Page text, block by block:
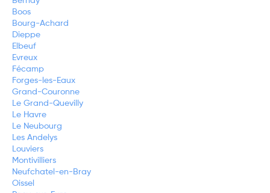
Boos
Bourg-Achard
Dieppe
Elbeuf
Evreux
Fécamp
Forges-les-Eaux
Grand-Couronne
Le Grand-Quevilly
Le Havre
Le Neubourg
Les Andelys
Louviers
Montivilliers
Neufchatel-en-Bray
Oissel